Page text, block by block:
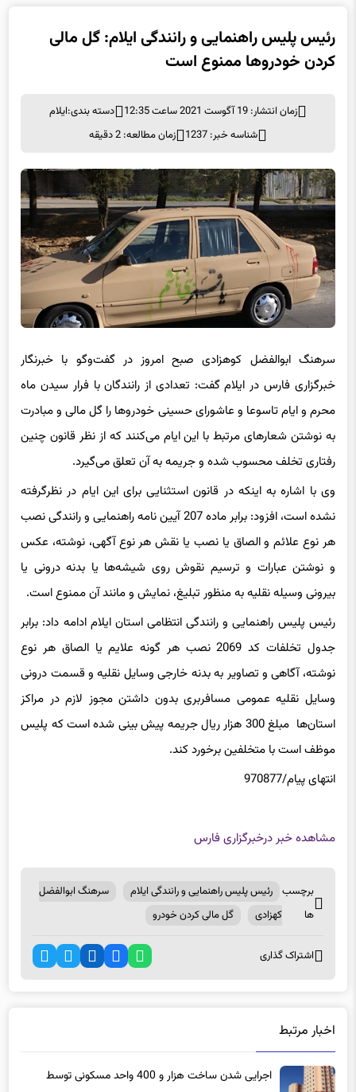
رئیس پلیس راهنمایی و رانندگی ایلام: گل مالی
کردن خودروها ممنوع است
زمان انتشار: 19 آگوست 2021 ساعت 12:35 دسته بندی:ایلام
شناسه خبر: 1237
زمان مطالعه: 2 دقیقه
سرهنگ ابوالفضل کوهزادی صبح امروز در گفت‌وگو با خبرنگار
خبرگزاری فارس در ایلام گفت: تعدادی از رانندگان با فرار سیدن ماه
محرم و ایام تاسوعا و عاشورای حسینی خودروها را گل مالی و مبادرت
به نوشتن شعارهای مرتبط با این ایام می‌کنند که از نظر قانون چنین
رفتاری تخلف محسوب شده و جریمه به آن تعلق می‌گیرد.
وی با اشاره به اینکه در قانون استثنایی برای این ایام در نظرگرفته
نشده است، افزود: برابر ماده 207 آیین نامه راهنمایی و رانندگی نصب
هر نوع علائم و الصاق یا نصب یا نقش هر نوع آگهی، نوشته، عکس
و نوشتن عبارات و ترسیم نقوش روی شیشه‌ها یا بدنه درونی یا
بیرونی وسیله نقلیه به منظور تبلیغ، نمایش و مانند آن ممنوع است.
رئیس پلیس راهنمایی و رانندگی انتظامی استان ایلام ادامه داد: برابر
جدول تخلفات کد 2069 نصب هر گونه علایم یا الصاق هر نوع
نوشته، آگاهی و تصاویر به بدنه خارجی وسایل نقلیه و قسمت درونی
وسایل نقلیه عمومی مسافربری بدون داشتن مجوز لازم در مراکز
استان‌ها مبلغ 300 هزار ریال جریمه پیش بینی شده است که پلیس
موظف است با متخلفین برخورد کند.
انتهای پیام/970877
مشاهده خبر درخبرگزاری فارس
برچسب
ها
رئیس پلیس راهنمایی و رانندگی ایلام
سرهنگ ابوالفضل
کهزادی
گل مالی کردن خودرو
اشتراک گذاری
اخبار مرتبط
اجرایی شدن ساخت هزار و 400 واحد مسکونی توسط